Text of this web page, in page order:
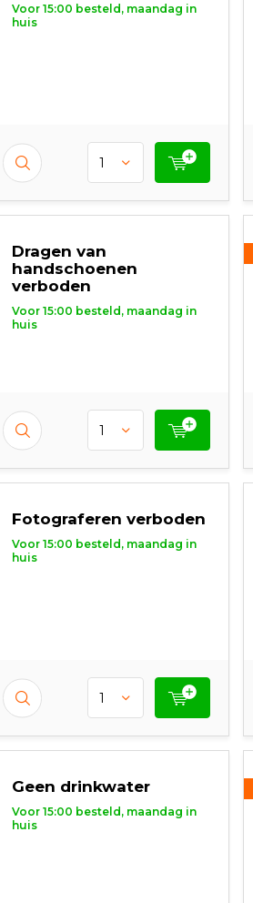
Voor 15:00 besteld, maandag in
huis
Dragen van
handschoenen
verboden
Voor 15:00 besteld, maandag in
huis
Fotograferen verboden
Voor 15:00 besteld, maandag in
huis
Geen drinkwater
Voor 15:00 besteld, maandag in
huis